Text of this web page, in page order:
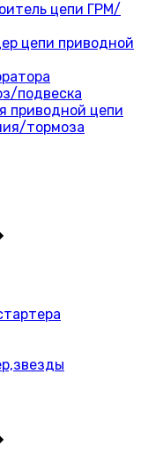
цепи ГРМ/
цепи приводной
подвеска
приводной цепи
тормоза